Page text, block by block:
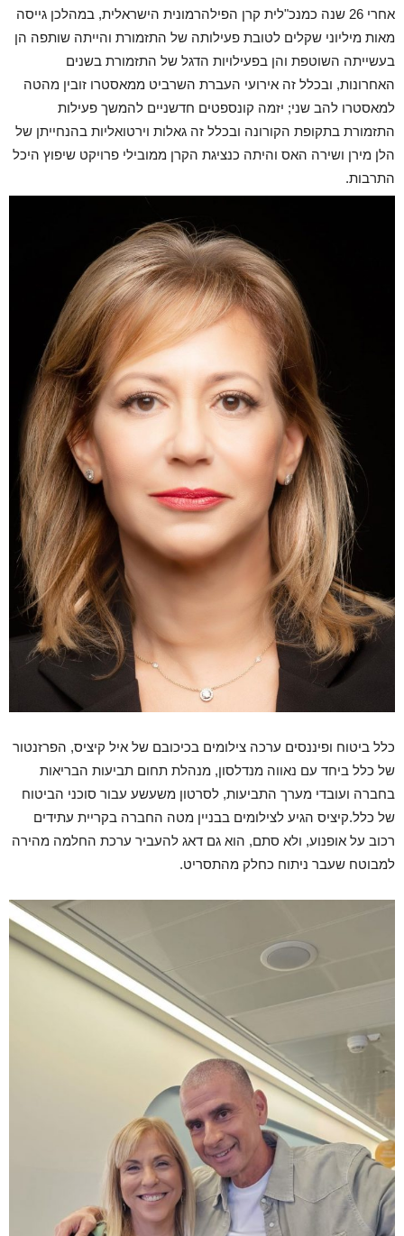
אחרי 26 שנה כמנכ"לית קרן הפילהרמונית הישראלית, במהלכן גייסה
מאות מיליוני שקלים לטובת פעילותה של התזמורת והייתה שותפה הן
בעשייתה השוטפת והן בפעילויות הדגל של התזמורת בשנים
האחרונות, ובכלל זה אירועי העברת השרביט ממאסטרו זובין מהטה
למאסטרו להב שני; יזמה קונספטים חדשניים להמשך פעילות
התזמורת בתקופת הקורונה ובכלל זה גאלות וירטואליות בהנחייתן של
הלן מירן ושירה האס והיתה כנציגת הקרן ממובילי פרויקט שיפוץ היכל
התרבות.
כלל ביטוח ופיננסים ערכה צילומים בכיכובם של איל קיציס, הפרזנטור
של כלל ביחד עם נאווה מנדלסון, מנהלת תחום תביעות הבריאות
בחברה ועובדי מערך התביעות, לסרטון משעשע עבור סוכני הביטוח
של כלל.קיציס הגיע לצילומים בבניין מטה החברה בקריית עתידים
רכוב על אופנוע, ולא סתם, הוא גם דאג להעביר ערכת החלמה מהירה
למבוטח שעבר ניתוח כחלק מהתסריט.